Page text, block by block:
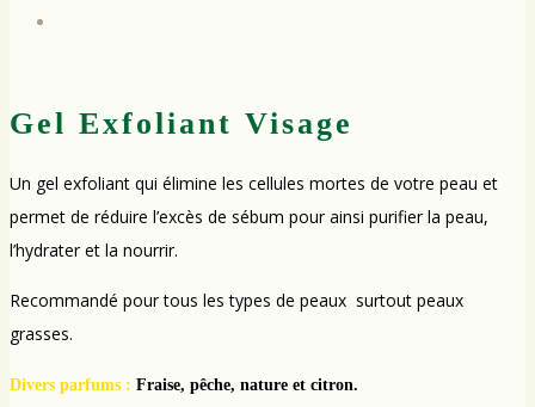
Gel Exfoliant Visage
Un gel exfoliant qui élimine les cellules mortes de votre peau et
permet de réduire l’excès de sébum pour ainsi purifier la peau,
l’hydrater et la nourrir.
Recommandé pour tous les types de peaux surtout peaux
grasses.
Divers parfums : Fraise, pêche, nature et citron.